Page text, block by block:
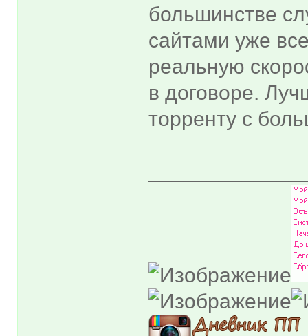
большинстве
сайтами уже
реальную
в договоре.
торренту с